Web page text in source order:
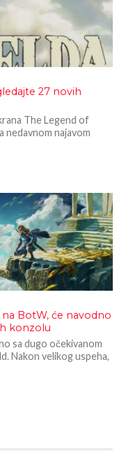
27 novih
The Legend of
nedavnom najavom
BotW, će navodno
konzolu
sa dugo očekivanom
Nakon velikog uspeha,